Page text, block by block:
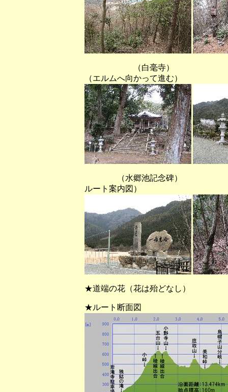
（白毫寺
（エルムへ向かって進む）
（水郷池記念碑） （美
ルート案内図）
★道端の花（花は殆どなし）
★ルート断面図